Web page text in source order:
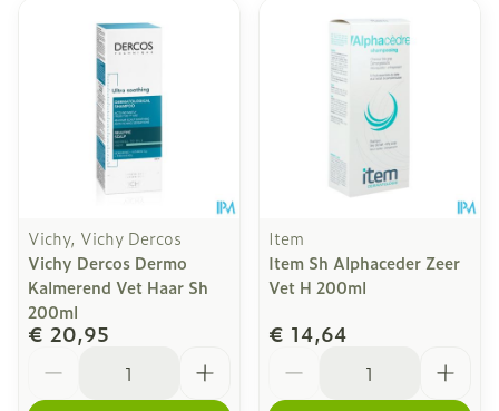
Vichy, Vichy Dercos
Vichy Dercos Dermo
Kalmerend Vet Haar Sh
200ml
€ 20,95
Item
Item Sh Alphaceder Zeer
Vet H 200ml
€ 14,64